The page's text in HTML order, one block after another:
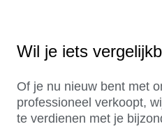
Wil je iets
Of je nu nieuw bent met
professioneel verkoopt,
te verdienen met je